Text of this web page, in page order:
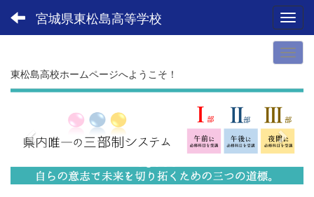
宮城県東松島高等学校
東松島高校ホームページへようこそ！
p
e
n
e
x
t